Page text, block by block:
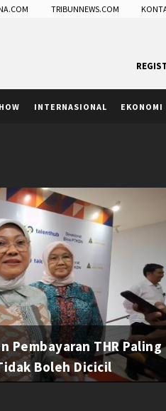
TRIBUNNEWS.COM
INTERNASIONAL EKONOMI
Pembayaran THR Paling
Boleh Dicicil